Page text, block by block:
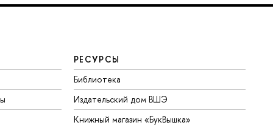
РЕСУРСЫ
Библиотека
Издательский дом ВШЭ
Книжный магазин «БукВышка»